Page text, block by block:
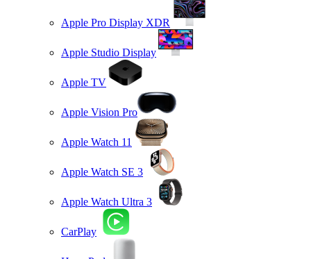
Apple Pro Display XDR
Apple Studio Display
Apple TV
Apple Vision Pro
Apple Watch 11
Apple Watch SE 3
Apple Watch Ultra 3
CarPlay